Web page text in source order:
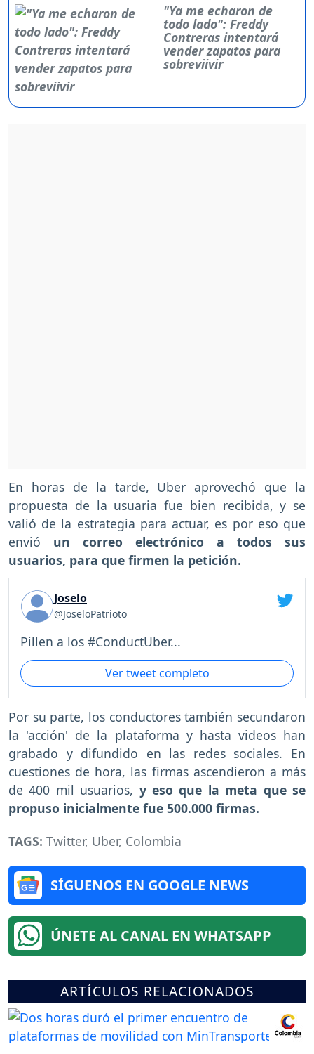
"Ya me echaron de
todo lado": Freddy
Contreras intentará
vender zapatos para
sobreviivir
En horas de la tarde, Uber aprovechó que la
propuesta de la usuaria fue bien recibida, y se
valió de la estrategia para actuar, es por eso que
envió un correo electrónico a todos sus
usuarios, para que firmen la petición.
Joselo
@JoseloPatrioto
Pillen a los #ConductUber...
Ver tweet completo
Por su parte, los conductores también secundaron
la 'acción' de la plataforma y hasta videos han
grabado y difundido en las redes sociales. En
cuestiones de hora, las firmas ascendieron a más
de 400 mil usuarios, y eso que la meta que se
propuso inicialmente fue 500.000 firmas.
TAGS: Twitter, Uber, Colombia
SÍGUENOS EN GOOGLE NEWS
ÚNETE AL CANAL EN WHATSAPP
ARTÍCULOS RELACIONADOS